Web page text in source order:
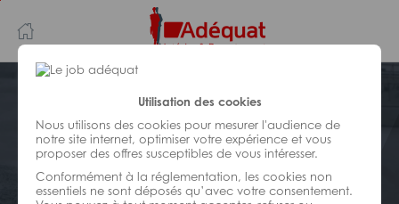
Utilisation des cookies
Nous utilisons des cookies pour mesurer l'audience de
notre site internet, optimiser votre expérience et vous
proposer des offres susceptibles de vous intéresser.
Conformément à la réglementation, les cookies non
essentiels ne sont déposés qu’avec votre consentement.
au
contenu
principal
navigation
BÂTIMENT ET TRAVAUX PUBLICS
Réf : 0CW-258184
Plombier chauffagiste débutant